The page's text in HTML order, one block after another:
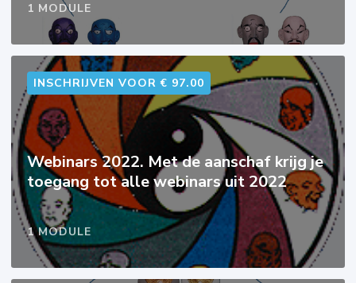
1 MODULE
INSCHRIJVEN VOOR € 97.00
Webinars 2022. Met de aanschaf krijg je
toegang tot alle webinars uit 2022
1 MODULE